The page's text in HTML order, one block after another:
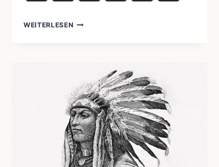
WEITERLESEN INDIGENE
KULTURELLE
BOTSCHAFTEN